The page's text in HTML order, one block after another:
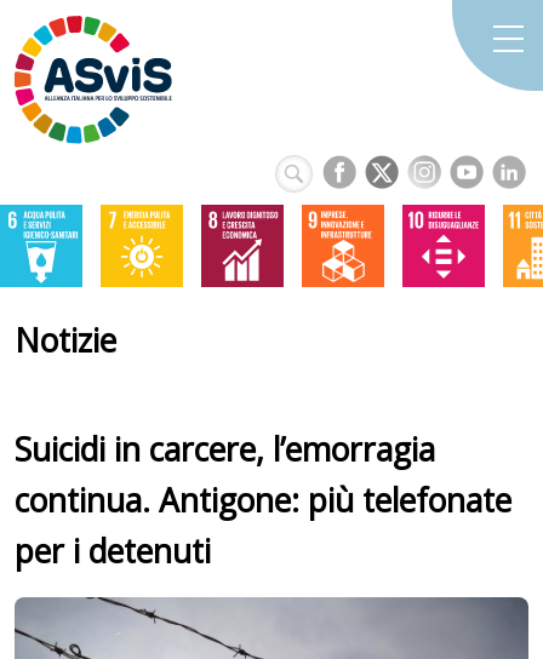
Notizie
Suicidi in carcere, l’emorragia
continua. Antigone: più telefonate
per i detenuti